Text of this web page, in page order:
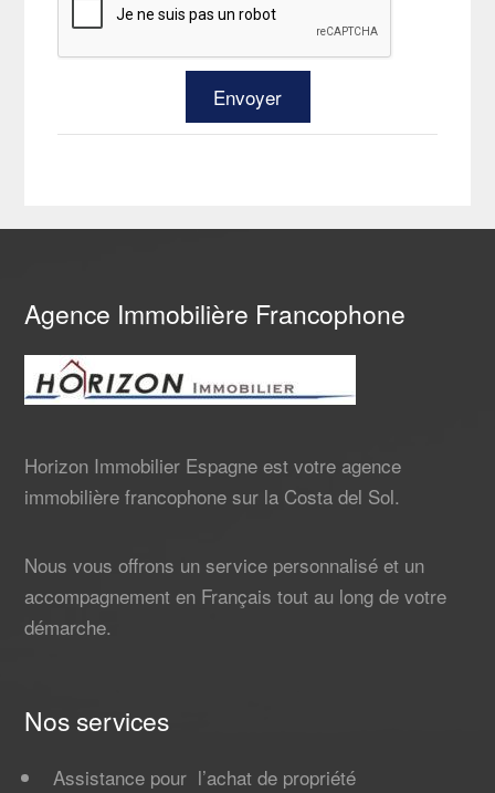
Agence Immobilière Francophone
Horizon Immobilier Espagne est votre agence
immobilière francophone sur la Costa del Sol.
Nous vous offrons un service personnalisé et un
accompagnement en Français tout au long de votre
démarche.
Nos services
Assistance pour l’achat de propriété